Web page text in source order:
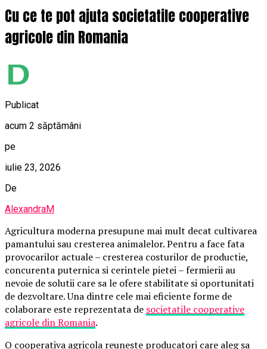
Cu ce te pot ajuta societatile cooperative
agricole din Romania
Publicat
acum 2 săptămâni
pe
iulie 23, 2026
De
AlexandraM
Agricultura moderna presupune mai mult decat cultivarea
pamantului sau cresterea animalelor. Pentru a face fata
provocarilor actuale – cresterea costurilor de productie,
concurenta puternica si cerintele pietei – fermierii au
nevoie de solutii care sa le ofere stabilitate si oportunitati
de dezvoltare. Una dintre cele mai eficiente forme de
colaborare este reprezentata de societatile cooperative
agricole din Romania.
O cooperativa agricola reuneste producatori care aleg sa